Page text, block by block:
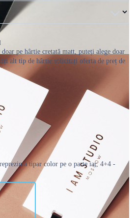
pe hârtie cretată matt, puteți alege doar
alt tip de hârtie solicitați oferta de preț de
tipar color pe o parte iar, 4+4 -